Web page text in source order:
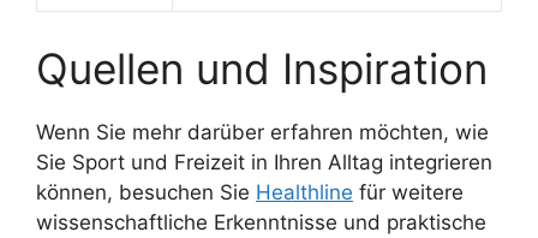
Quellen und Inspiration
Wenn Sie mehr darüber erfahren möchten, wie
Sie Sport und Freizeit in Ihren Alltag integrieren
können, besuchen Sie Healthline für weitere
wissenschaftliche Erkenntnisse und praktische